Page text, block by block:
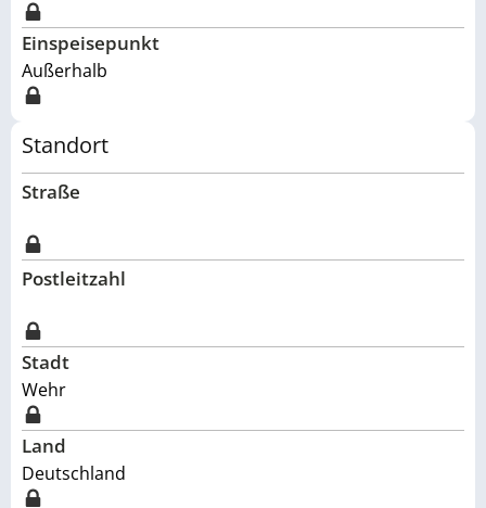
Einspeisepunkt
Außerhalb
Standort
Straße
Postleitzahl
Stadt
Wehr
Land
Deutschland